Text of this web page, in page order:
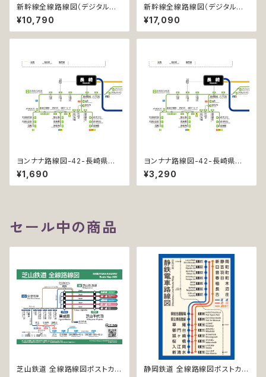
新幹線全線路線図（デジタル版
／PRO）
¥10,790
新幹線全線路線図（デジタル版
／PRO-NC）
¥17,090
ヨンナナ路線図-42-長崎県の
鉄道 (Nagasaki / デジタル / L
T)
¥1,690
ヨンナナ路線図-42-長崎県の
鉄道 (Nagasaki / デジタル / L
T-NC)
¥3,290
セール中の商品
芝山鉄道 全線路線図ポストカー
静岡鉄道 全線路線図ポストカー